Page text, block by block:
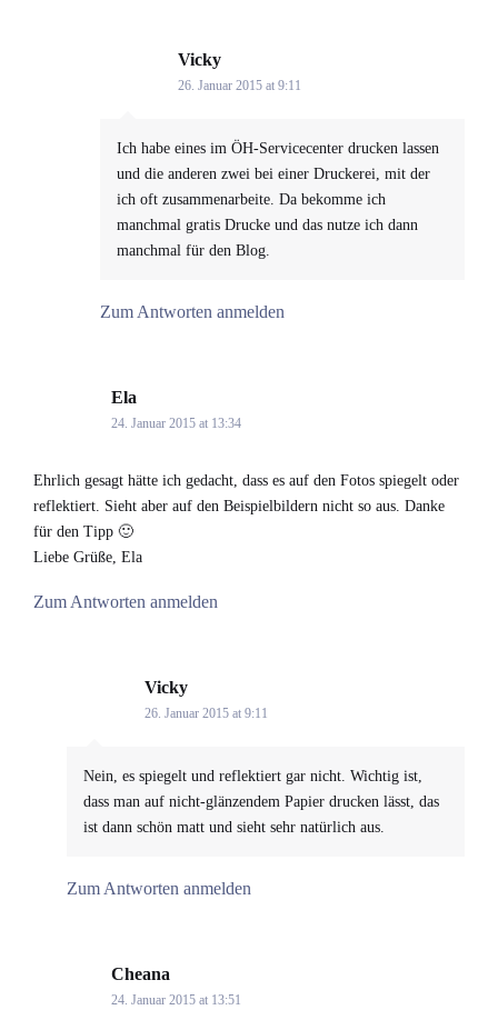
Vicky
26. Januar 2015 at 9:11
Ich habe eines im ÖH-Servicecenter drucken lassen
und die anderen zwei bei einer Druckerei, mit der
ich oft zusammenarbeite. Da bekomme ich
manchmal gratis Drucke und das nutze ich dann
manchmal für den Blog.
Zum Antworten anmelden
Ela
24. Januar 2015 at 13:34
Ehrlich gesagt hätte ich gedacht, dass es auf den Fotos spiegelt oder
reflektiert. Sieht aber auf den Beispielbildern nicht so aus. Danke
für den Tipp 🙂
Liebe Grüße, Ela
Zum Antworten anmelden
Vicky
26. Januar 2015 at 9:11
Nein, es spiegelt und reflektiert gar nicht. Wichtig ist,
dass man auf nicht-glänzendem Papier drucken lässt, das
ist dann schön matt und sieht sehr natürlich aus.
Zum Antworten anmelden
Cheana
24. Januar 2015 at 13:51